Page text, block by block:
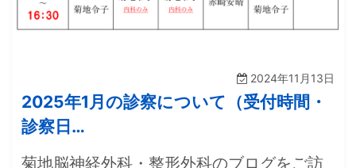
2024年11月13日
2025年1月の診察について（受付時間・
診察日…
菊地脳神経外科・整形外科のブログをご訪